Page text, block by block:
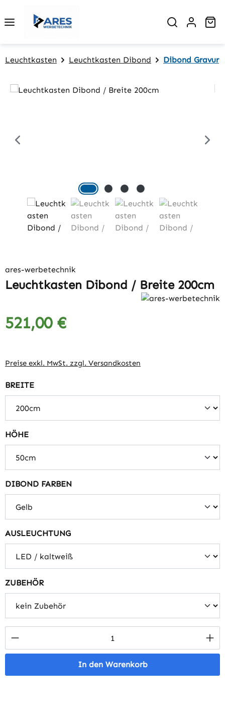
Leuchtkasten Leuchtkasten Dibond Dibond Gravur
Bildergalerie überspringen
ares-werbetechnik
Leuchtkasten Dibond / Breite 200cm
Regulärer Preis:
521,00 €
Preise exkl. MwSt. zzgl. Versandkosten
BREITEauswählen
HÖHEauswählen
DIBOND FARBENauswählen
AUSLEUCHTUNGauswählen
ZUBEHÖRauswählen
Produkt Anzahl: Gib den gewünschten
In den Warenkorb